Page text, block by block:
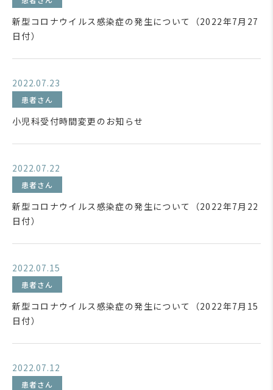
新型コロナウイルス感染症の発生について（2022年7月27
日付）
2022.07.23
患者さん
小児科受付時間変更のお知らせ
2022.07.22
患者さん
新型コロナウイルス感染症の発生について（2022年7月22
日付）
2022.07.15
患者さん
新型コロナウイルス感染症の発生について（2022年7月15
日付）
2022.07.12
患者さん